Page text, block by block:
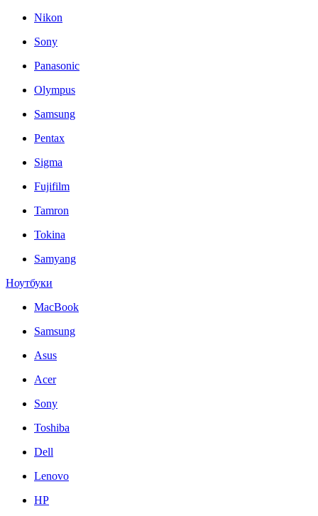
Nikon
Sony
Panasonic
Olympus
Samsung
Pentax
Sigma
Fujifilm
Tamron
Tokina
Samyang
Ноутбуки
MacBook
Samsung
Asus
Acer
Sony
Toshiba
Dell
Lenovo
HP